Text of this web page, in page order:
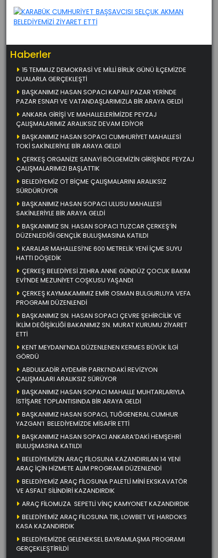
Haberler
15 TEMMUZ DEMOKRASİ VE MİLLİ BİRLİK GÜNÜ İLÇEMİZDE
DUALARLA GERÇEKLEŞTİ
BAŞKANIMIZ HASAN SOPACI KAPALI PAZAR YERİNDE
PAZAR ESNAFI VE VATANDAŞLARIMIZLA BİR ARAYA GELDİ
ANKARA GİRİŞİ VE MAHALLELERİMİZDE PEYZAJ
ÇALIŞMALARIMIZ ARALIKSIZ DEVAM EDİYOR
BAŞKANIMIZ HASAN SOPACI CUMHURİYET MAHALLESİ
TOKİ SAKİNLERİYLE BİR ARAYA GELDİ
ÇERKEŞ ORGANİZE SANAYİ BÖLGEMİZİN GİRİŞİNDE PEYZAJ
ÇALIŞMALARIMIZI BAŞLATTIK
BELEDİYEMİZ OT BİÇME ÇALIŞMALARINI ARALIKSIZ
SÜRDÜRÜYOR
BAŞKANIMIZ HASAN SOPACI ULUSU MAHALLESİ
SAKİNLERİYLE BİR ARAYA GELDİ
BAŞKANIMIZ SN. HASAN SOPACI TUZCAR ÇERKEŞ’İN
DÜZENLEDİĞİ GENÇLİK BULUŞMASINA KATILDI
KARALAR MAHALLESİ’NE 600 METRELİK YENİ İÇME SUYU
HATTI DÖŞEDİK
ÇERKEŞ BELEDİYESİ ZEHRA ANNE GÜNDÜZ ÇOCUK BAKIM
EVİ’NDE MEZUNİYET COŞKUSU YAŞANDI
ÇERKEŞ KAYMAKAMIMIZ EMİR OSMAN BULGURLUYA VEFA
PROGRAMI DÜZENLENDİ
BAŞKANIMIZ SN. HASAN SOPACI ÇEVRE ŞEHİRCİLİK VE
İKLİM DEĞİŞİKLİĞİ BAKANIMIZ SN. MURAT KURUMU ZİYARET
ETTİ
KENT MEYDANI’NDA DÜZENLENEN KERMES BÜYÜK İLGİ
GÖRDÜ
ABDULKADİR AYDEMİR PARKI’NDAKİ REVİZYON
ÇALIŞMALARI ARALIKSIZ SÜRÜYOR
BAŞKANIMIZ HASAN SOPACI MAHALLE MUHTARLARIYLA
İSTİŞARE TOPLANTISINDA BİR ARAYA GELDİ
BAŞKANIMIZ HASAN SOPACI, TUĞGENERAL CUMHUR
YAZGAN’I BELEDİYEMİZDE MİSAFİR ETTİ
BAŞKANIMIZ HASAN SOPACI ANKARA’DAKİ HEMŞEHRİ
BULUŞMASINA KATILDI
BELEDİYEMİZİN ARAÇ FİLOSUNA KAZANDIRILAN 14 YENİ
ARAÇ İÇİN HİZMETE ALIM PROGRAMI DÜZENLENDİ
BELEDİYEMİZ ARAÇ FİLOSUNA PALETLİ MİNİ EKSKAVATÖR
VE ASFALT SİLİNDİRİ KAZANDIRDIK
ARAÇ FİLOMUZA SEPETLİ VİNÇ KAMYONET KAZANDIRDIK
BELEDİYEMİZ ARAÇ FİLOSUNA TIR, LOWBET VE HARDOKS
KASA KAZANDIRDIK
BELEDİYEMİZDE GELENEKSEL BAYRAMLAŞMA PROGRAMI
GERÇEKLEŞTİRİLDİ